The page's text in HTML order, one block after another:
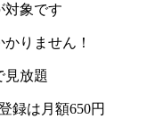
対象です
りません！
録は月額650円